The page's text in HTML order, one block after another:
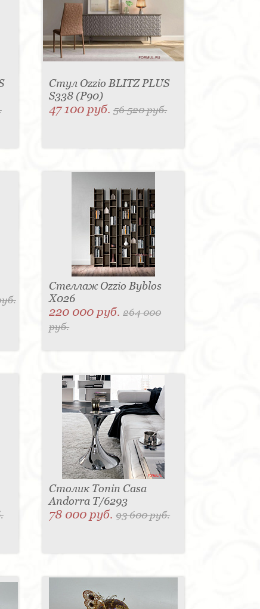
Стул Ozzio BLITZ PLUS
S338 (P90)
47 100 руб.56 520 руб.
Стеллаж Ozzio Byblos
X026
220 000 руб.264 000
руб.
Столик Tonin Casa
Andorra T/6293
78 000 руб.93 600 руб.